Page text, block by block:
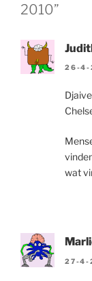
2010”
26-4-
wat
27-4-